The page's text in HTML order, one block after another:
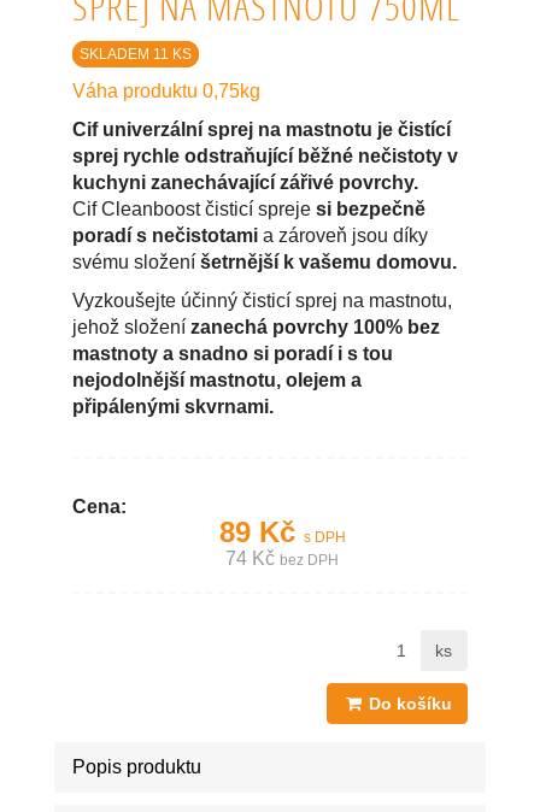
SKLADEM 11 KS
Váha produktu 0,75kg
Cif univerzální sprej na mastnotu je čistící
sprej rychle odstraňující běžné nečistoty v
kuchyni zanechávající zářivé povrchy.
Cif Cleanboost čisticí spreje si bezpečně
poradí s nečistotami a zároveň jsou díky
svému složení šetrnější k vašemu domovu.
Vyzkoušejte účinný čisticí sprej na mastnotu,
jehož složení zanechá povrchy 100% bez
mastnoty a snadno si poradí i s tou
nejodolnější mastnotu, olejem a
připálenými skvrnami.
Cena:
89 Kč s DPH
74 Kč bez DPH
ks
Do košíku
Popis produktu